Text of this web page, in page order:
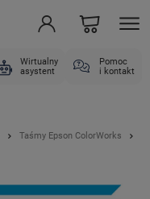
Wirtualny
asystent
Pomoc
i kontakt
Taśmy Epson ColorWorks